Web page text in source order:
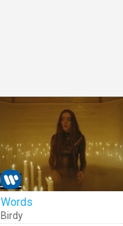
Words
Birdy